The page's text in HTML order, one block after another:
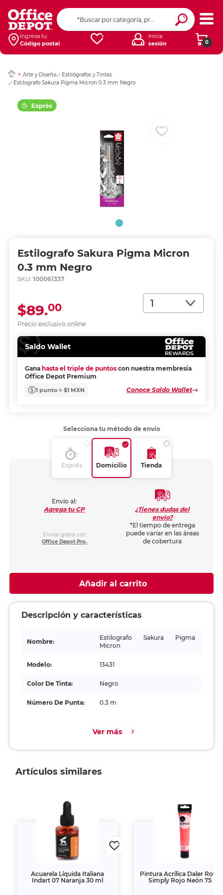
Ingresa tu
Código postal
0
Inicia
sesión
Arte y Diseño
Estilógrafos y Tintas
Estilografo Sakura Pigma Micron 0.3 mm Negro
Estilografo Sakura Pigma Micron
0.3 mm Negro
SKU: 100061337
Cantidad
Precio exclusivo online
$89.00
Saldo Wallet
Gana hasta el triple de puntos con nuestra membresía
Office Depot Premium
1 punto = $1 MXN Conoce Saldo Wallet
Ingresar Codigo
Selecciona tu método de envío
Exprés Domicilio Tienda
Envío al:
Agrega tu CP
Envíos gratis con
Office Depot Pro.
¿Tienes dudas del
envío?
*El tiempo de entrega
puede variar en las áreas
de cobertura
Añadir al carrito
Descripción y características
Nombre:
Estilografo Sakura Pigma
Micron
Modelo: 13431
Color De Tinta: Negro
Número De Punta: 0.3 m
Ver más
Artículos similares
Acuarela Líquida Italiana
Indart 07 Naranja 30 ml
Pintura Acrílica Daler
Simply Rojo Neón 75 ml